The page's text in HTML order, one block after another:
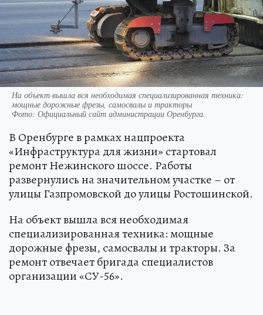
На объект вышла вся необходимая специализированная техника:
мощные дорожные фрезы, самосвалы и тракторы
Фото: Официальный сайт администрации Оренбурга.
В Оренбурге в рамках нацпроекта
«Инфраструктура для жизни» стартовал
ремонт Нежинского шоссе. Работы
развернулись на значительном участке – от
улицы Газпромовской до улицы Ростошинской.
На объект вышла вся необходимая
специализированная техника: мощные
дорожные фрезы, самосвалы и тракторы. За
ремонт отвечает бригада специалистов
организации «СУ-56».